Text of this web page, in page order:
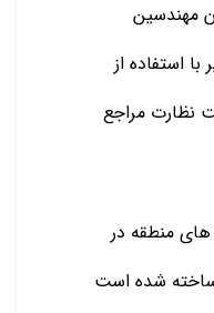
مهندسین
استفاده از
نظارت مراجع
های منطقه در
ساخته شده است